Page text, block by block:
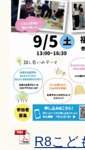
R8こど